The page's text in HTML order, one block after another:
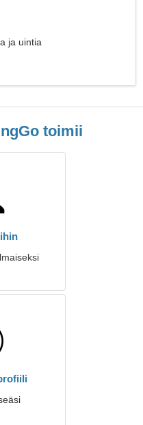
ja uintia
toimii